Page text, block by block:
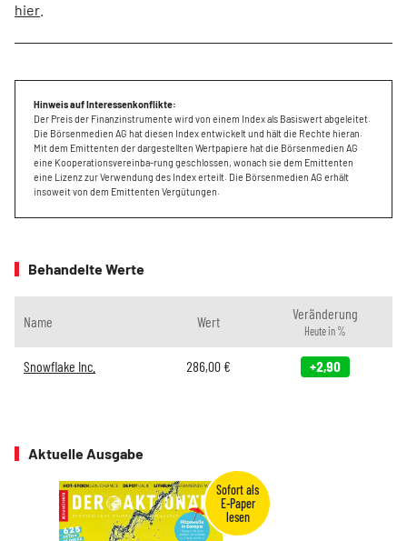
hier
Hinweis auf Interessenkonflikte:
Der Preis der Finanzinstrumente wird von einem Index als Basiswert abgeleitet.
Die Börsenmedien AG hat diesen Index entwickelt und hält die Rechte hieran.
Mit dem Emittenten der dargestellten Wertpapiere hat die Börsenmedien AG
eine Kooperationsvereinba-rung geschlossen, wonach sie dem Emittenten
eine Lizenz zur Verwendung des Index erteilt. Die Börsenmedien AG erhält
insoweit von dem Emittenten Vergütungen.
Behandelte Werte
Name Wert Veränderung
Heute in %
Snowflake Inc. 286,00€ +2,90
Aktuelle Ausgabe